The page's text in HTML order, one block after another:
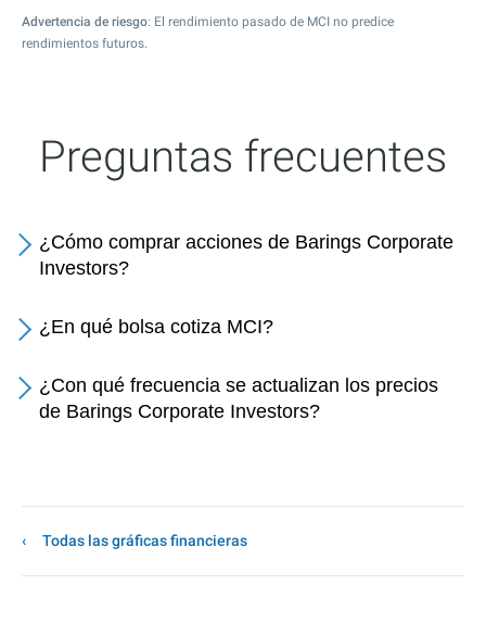
Advertencia de riesgo: El rendimiento pasado de MCI no predice
rendimientos futuros.
Preguntas frecuentes
¿Cómo comprar acciones de Barings Corporate
Investors?
¿En qué bolsa cotiza MCI?
¿Con qué frecuencia se actualizan los precios
de Barings Corporate Investors?
Todas las gráficas financieras